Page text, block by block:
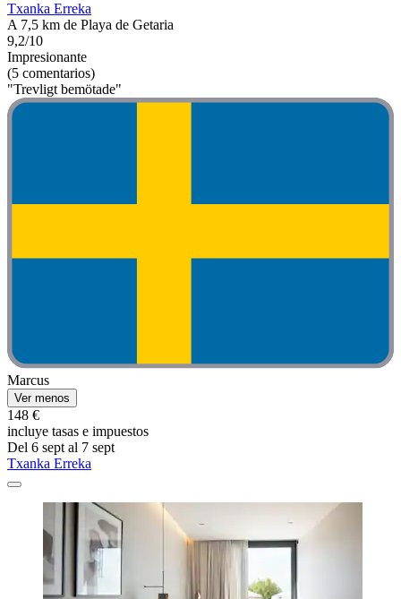
Txanka Erreka
A 7,5 km de Playa de Getaria
9,2/10
Impresionante
(5 comentarios)
"Trevligt bemötade"
Marcus
Ver menos
148 €
incluye tasas e impuestos
Del 6 sept al 7 sept
Txanka Erreka